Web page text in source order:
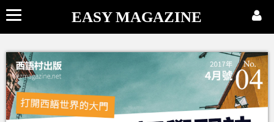
EASY MAGAZINE